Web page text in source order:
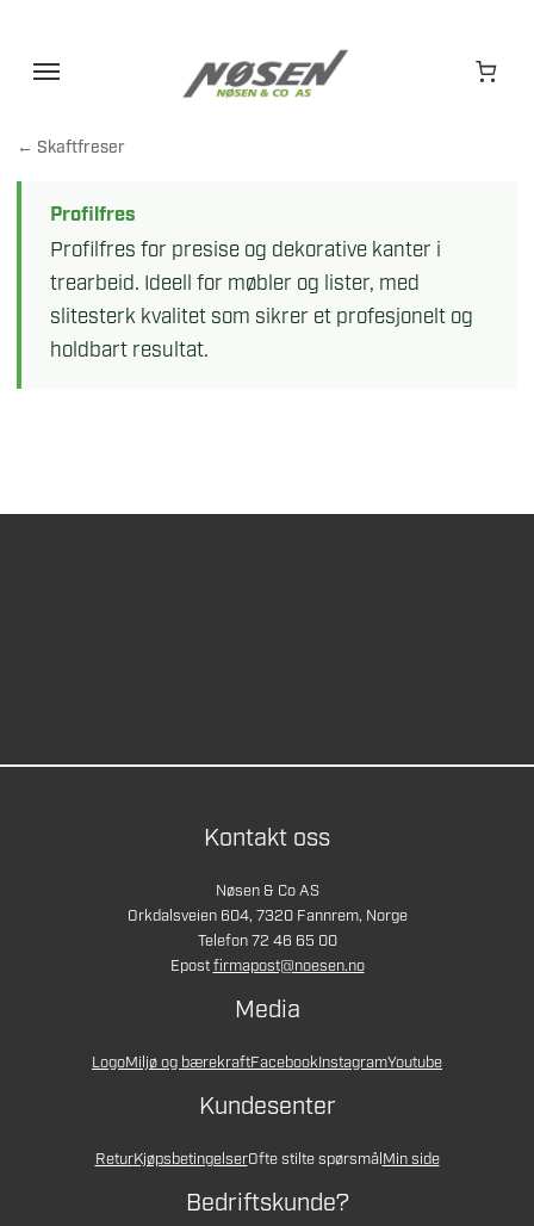
← Skaftfreser
Profilfres
Profilfres for presise og dekorative kanter i
trearbeid. Ideell for møbler og lister, med
slitesterk kvalitet som sikrer et profesjonelt og
holdbart resultat.
Kontakt oss
Nøsen & Co AS
Orkdalsveien 604, 7320 Fannrem, Norge
Telefon 72 46 65 00
Epostfirmapost@noesen.no
Media
LogoMiljø og bærekraftFacebookInstagramYoutube
Kundesenter
ReturKjøpsbetingelserOfte stilte spørsmålMin side
Bedriftskunde?